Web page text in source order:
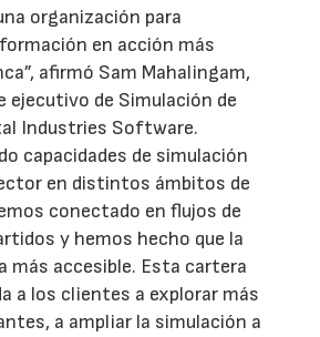
organización para
en acción más
afirmó Sam Mahalingam,
ejecutivo de Simulación de
Industries Software.
capacidades de simulación
en distintos ámbitos de
conectado en flujos de
y hemos hecho que la
más accesible. Esta cartera
a los clientes a explorar más
a ampliar la simulación a